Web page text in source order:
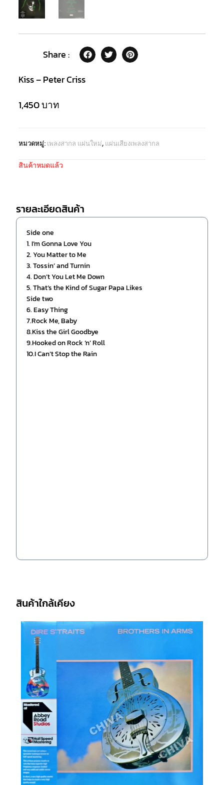
Share :
Kiss – Peter Criss
1,450บาท
หมวดหมู่: เพลงสากล แผ่นใหม่, แผ่นเสียงเพลงสากล
สินค้าหมดแล้ว
รายละเอียดสินค้า
Side one
1. I’m Gonna Love You
2. You Matter to Me
3. Tossin’ and Turnin
4. Don’t You Let Me Down
5. That’s the Kind of Sugar Papa Likes
Side two
6. Easy Thing
7.Rock Me, Baby
8.Kiss the Girl Goodbye
9.Hooked on Rock ‘n’ Roll
10.I Can’t Stop the Rain
สินค้าใกล้เคียง